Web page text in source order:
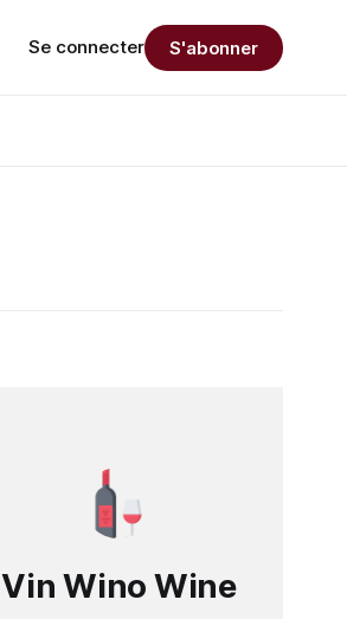
Se connecter S'abonner
Vin Wino Wine